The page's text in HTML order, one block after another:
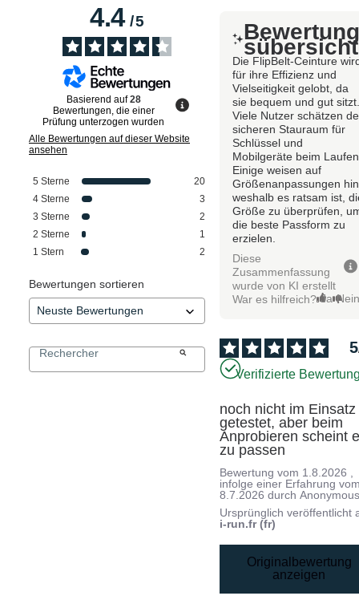
4.4/5
Basierend auf28
Bewertungen, die einer
Prüfung unterzogen wurden
Alle Bewertungen auf dieser Website
ansehen
5 Sterne
20
4 Sterne
3
3 Sterne
2
2 Sterne
1
1 Stern 2
Bewertungen sortieren
sübersicht
Die FlipBelt-Ceinture
für ihre Effizienz und
Vielseitigkeit gelobt, da
sie bequem und gut
Viele Nutzer schätzen
sicheren Stauraum für
Schlüssel und
Mobilgeräte beim
Einige weisen auf
Größenanpassungen
weshalb es ratsam ist,
Größe zu überprüfen,
die beste Passform zu
erzielen.
Diese
Zusammenfassung
wurde von KI erstellt
War es hilfreich? Ja
5
Verifizierte
noch nicht im Einsatz
getestet, aber beim
Anprobieren scheint
zu passen
Bewertung vom 1.8.2026
infolge einer Erfahrung
8.7.2026 durch
Ursprünglich veröffentlicht
i-run.fr (fr)
Originalbewertung
anzeigen